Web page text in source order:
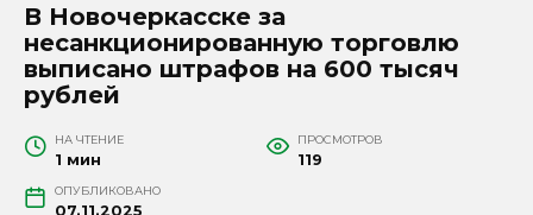
В Новочеркасске за
несанкционированную торговлю
выписано штрафов на 600 тысяч
рублей
НА ЧТЕНИЕ
1 мин
ПРОСМОТРОВ
119
ОПУБЛИКОВАНО
07.11.2025